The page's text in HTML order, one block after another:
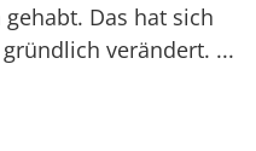
Das hat sich
verändert. ...